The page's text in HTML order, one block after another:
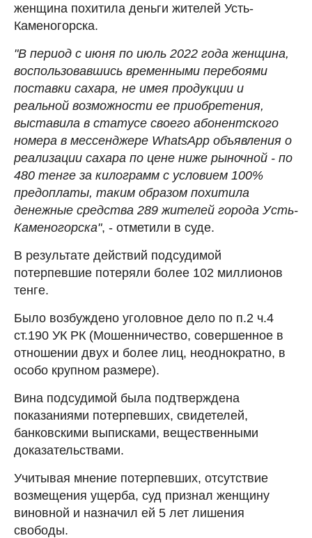
женщина похитила деньги жителей Усть-
Каменогорска.
"В период с июня по июль 2022 года женщина,
воспользовавшись временными перебоями
поставки сахара, не имея продукции и
реальной возможности ее приобретения,
выставила в статусе своего абонентского
номера в мессенджере WhatsApp объявления о
реализации сахара по цене ниже рыночной - по
480 тенге за килограмм с условием 100%
предоплаты, таким образом похитила
денежные средства 289 жителей города Усть-
Каменогорска", - отметили в суде.
В результате действий подсудимой
потерпевшие потеряли более 102 миллионов
тенге.
Было возбуждено уголовное дело по п.2 ч.4
ст.190 УК РК (Мошенничество, совершенное в
отношении двух и более лиц, неоднократно, в
особо крупном размере).
Вина подсудимой была подтверждена
показаниями потерпевших, свидетелей,
банковскими выписками, вещественными
доказательствами.
Учитывая мнение потерпевших, отсутствие
возмещения ущерба, суд признал женщину
виновной и назначил ей 5 лет лишения
свободы.